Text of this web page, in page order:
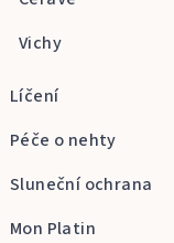
Vichy
Líčení
Péče o nehty
Sluneční ochrana
Mon Platin